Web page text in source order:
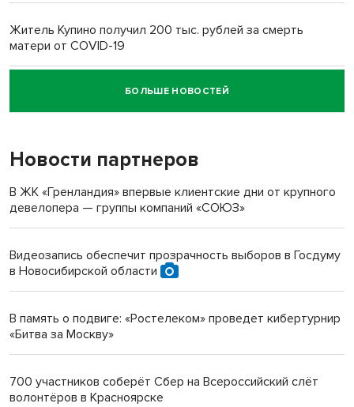
Житель Купино получил 200 тыс. рублей за смерть
матери от COVID-19
Новосибирский суд наказал водителя за смерть
пенсионерки на вокзале
«Мы живём на пастбище!»: в новосибирском селе лошади
терроризируют жителей
Новосибирский преподаватель с женой вошли в топ-16
БОЛЬШЕ НОВОСТЕЙ
Новости партнеров
В ЖК «Гренландия» впервые клиентские дни от крупного
девелопера — группы компаний «СОЮЗ»
Видеозапись обеспечит прозрачность выборов в Госдуму
в Новосибирской области
В память о подвиге: «Ростелеком» проведет кибертурнир
«Битва за Москву»
700 участников соберёт Сбер на Всероссийский слёт
волонтёров в Красноярске